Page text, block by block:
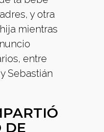
y otra
mientras
entre
Sebastián
DE